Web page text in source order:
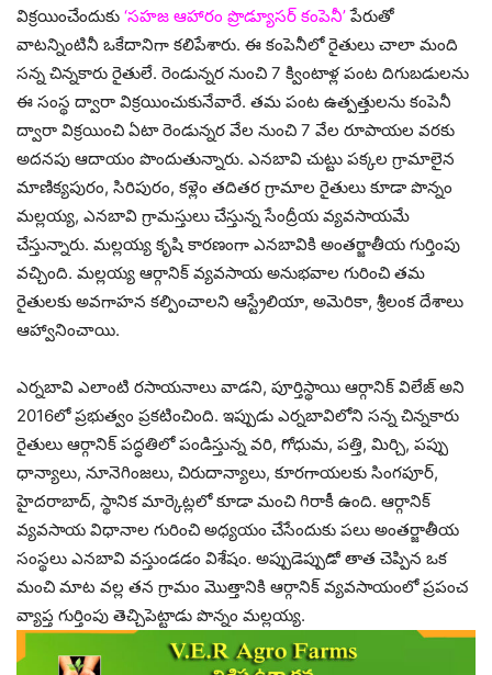
విక్రయించేందుకు ‘సహజ ఆహారం ప్రొడ్యూసర్‌ కంపెనీ’పేరుతో
వాటన్నింటినీ ఒకేదానిగా కలిపేశారు. ఈ కంపెనీలో రైతులు చాలా మంది
సన్న చిన్నకారు రైతులే. రెండున్నర నుంచి 7 క్వింటాళ్ల పంట దిగుబడులను
ఈ సంస్థ ద్వారా విక్రయించుకునేవారే. తమ పంట ఉత్పత్తులను కంపెనీ
ద్వారా విక్రయించి ఏటా రెండున్నర వేల నుంచి 7 వేల రూపాయల వరకు
అదనపు ఆదాయం పొందుతున్నారు. ఎనబావి చుట్టు పక్కల గ్రామాలైన
మాణిక్యపురం, సిరిపురం, కళ్లెం తదితర గ్రామాల రైతులు కూడా పొన్నం
మల్లయ్య, ఎనబావి గ్రామస్తులు చేస్తున్న సేంద్రీయ వ్యవసాయమే
చేస్తున్నారు. మల్లయ్య కృషి కారణంగా ఎనబావికి అంతర్జాతీయ గుర్తింపు
వచ్చింది. మల్లయ్య ఆర్గానిక్‌ వ్యవసాయ అనుభవాల గురించి తమ
రైతులకు అవగాహన కల్పించాలని ఆస్ట్రేలియా, అమెరికా, శ్రీలంక దేశాలు
ఆహ్వానించాయి.
ఎర్నబావి ఎలాంటి రసాయనాలు వాడని, పూర్తిస్థాయి ఆర్గానిక్‌ విలేజ్‌ అని
2016లో ప్రభుత్వం ప్రకటించింది. ఇప్పుడు ఎర్నబావిలోని సన్న చిన్నకారు
రైతులు ఆర్గానిక్‌ పద్ధతిలో పండిస్తున్న వరి, గోధుమ, పత్తి, మిర్చి, పప్పు
ధాన్యాలు, నూనెగింజలు, చిరుదాన్యాలు, కూరగాయలకు సింగపూర్‌,
హైదరాబాద్‌, స్థానిక మార్కెట్లలో కూడా మంచి గిరాకీ ఉంది. ఆర్గానిక్‌
వ్యవసాయ విధానాల గురించి అధ్యయం చేసేందుకు పలు అంతర్జాతీయ
సంస్థలు ఎనబావి వస్తుండడం విశేషం. అప్పుడెప్పుడో తాత చెప్పిన ఒక
మంచి మాట వల్ల తన గ్రామం మొత్తానికి ఆర్గానిక్‌ వ్యవసాయంలో ప్రపంచ
వ్యాప్త గుర్తింపు తెచ్చిపెట్టాడు పొన్నం మల్లయ్య.